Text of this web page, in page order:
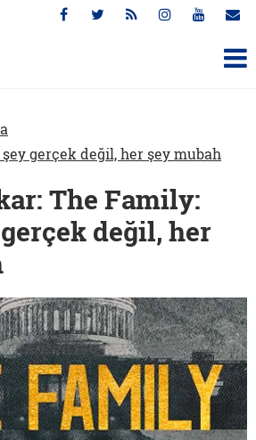
gerçek değil, her şey mubah
The Family:
değil, her